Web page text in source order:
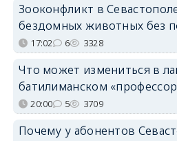
Зооконфликт в
бездомных животных без
17:02 6 3328
Что может измениться в
батилиманском
20:00 5 3709
Почему у абонентов